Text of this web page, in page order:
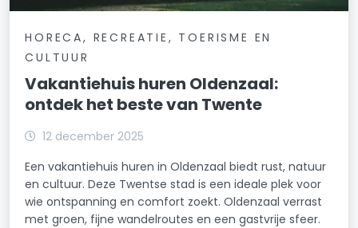
HORECA, RECREATIE, TOERISME EN
CULTUUR
Vakantiehuis huren Oldenzaal:
ontdek het beste van Twente
12 december 2025
Een vakantiehuis huren in Oldenzaal biedt rust, natuur
en cultuur. Deze Twentse stad is een ideale plek voor
wie ontspanning en comfort zoekt. Oldenzaal verrast
met groen, fijne wandelroutes en een gastvrije sfeer.